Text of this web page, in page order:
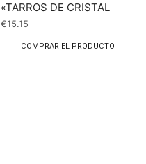
«TARROS DE CRISTAL
€15.15
COMPRAR EL PRODUCTO